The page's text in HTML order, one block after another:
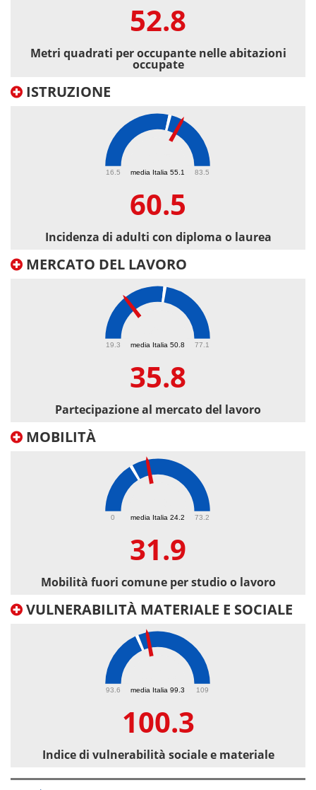
52.8
Metri quadrati per occupante nelle abitazioni
occupate
ISTRUZIONE
media Italia 55.1
16.5 83.5
60.5
Incidenza di adulti con diploma o laurea
MERCATO DEL LAVORO
media Italia 50.8
19.3 77.1
35.8
Partecipazione al mercato del lavoro
MOBILITÀ
media Italia 24.2
0 73.2
31.9
Mobilità fuori comune per studio o lavoro
VULNERABILITÀ MATERIALE E SOCIALE
media Italia 99.3
93.6 109
100.3
Indice di vulnerabilità sociale e materiale